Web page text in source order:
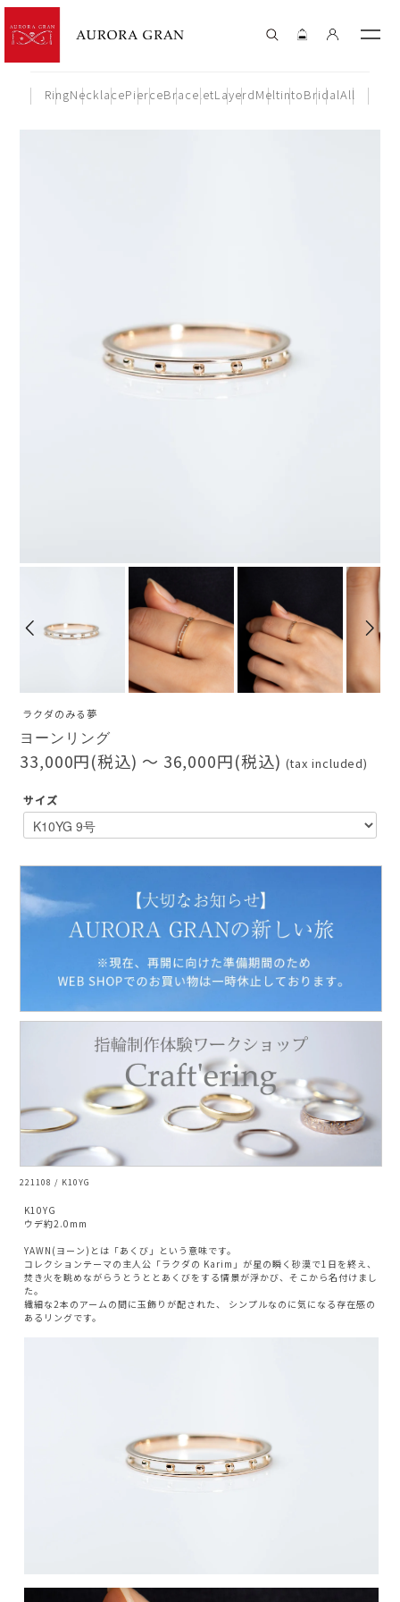
RingNecklacePierceBraceletLayerdMeltintoBridalAll
ラクダのみる夢
ヨーンリング
33,000円(税込) 〜 36,000円(税込) (tax included)
サイズ
221108 / K10YG
K10YG
ウデ約2.0mm
YAWN(ヨーン)とは「あくび」という意味です。
コレクションテーマの主人公「ラクダの Karim」が星の瞬く砂漠で1日を終え、
焚き火を眺めながらうとうととあくびをする情景が浮かび、そこから名付けまし
た。
繊細な2本のアームの間に玉飾りが配された、 シンプルなのに気になる存在感の
あるリングです。
AURORA GRAN BRIDAL
NARGARORUA